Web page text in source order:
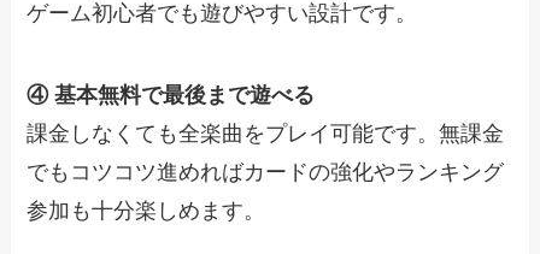
ゲーム初心者でも遊びやすい設計です。
④ 基本無料で最後まで遊べる
課金しなくても全楽曲をプレイ可能です。無課金
でもコツコツ進めればカードの強化やランキング
参加も十分楽しめます。